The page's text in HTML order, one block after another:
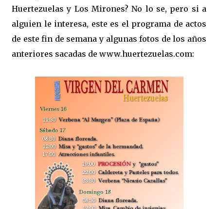
Huertezuelas y Los Mirones? No lo se, pero si a
alguien le interesa, este es el programa de actos
de este fin de semana y algunas fotos de los años
anteriores sacadas de www.huertezuelas.com: